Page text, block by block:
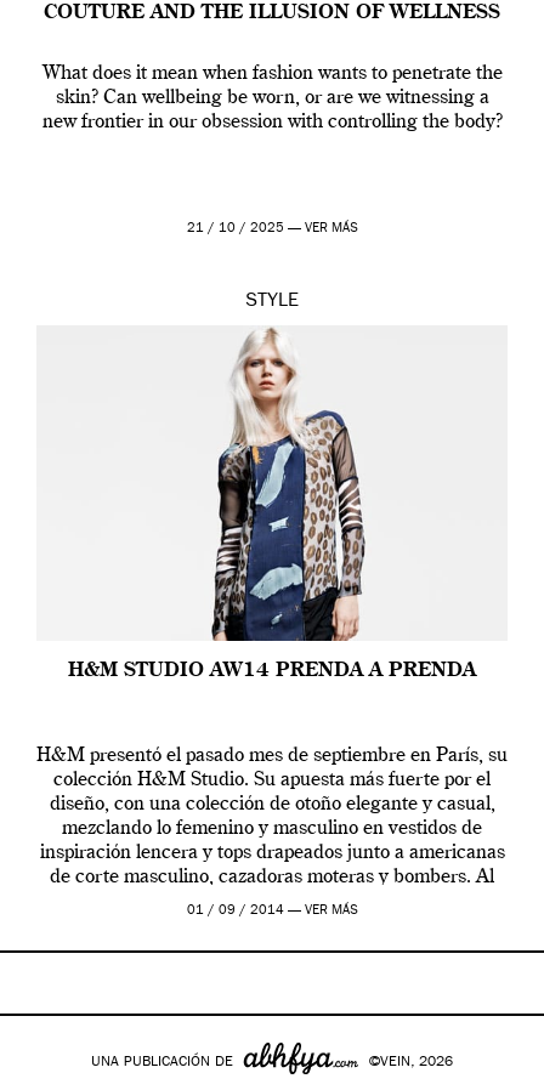
COUTURE AND THE ILLUSION OF WELLNESS
What does it mean when fashion wants to penetrate the
skin? Can wellbeing be worn, or are we witnessing a
new frontier in our obsession with controlling the body?
21 / 10 / 2025 — VER MÁS
STYLE
H&M STUDIO AW14 PRENDA A PRENDA
H&M presentó el pasado mes de septiembre en París, su
colección H&M Studio. Su apuesta más fuerte por el
diseño, con una colección de otoño elegante y casual,
mezclando lo femenino y masculino en vestidos de
inspiración lencera y tops drapeados junto a americanas
de corte masculino, cazadoras moteras y bombers. Al
frente de la […]
01 / 09 / 2014 — VER MÁS
UNA PUBLICACIÓN DE ©VEIN, 2026